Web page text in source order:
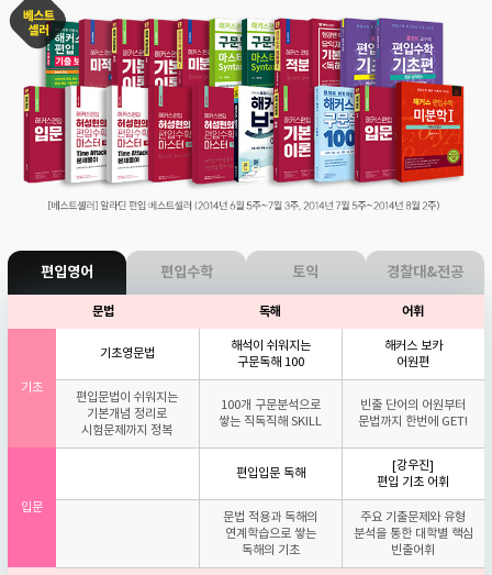
편입영어 편입수학 토익 경찰대&전공
문법 독해 어휘
기초
기초영문법
해석이 쉬워지는
구문독해 100
해커스 보카
어원편
편입문법이 쉬워지는
기본개념 정리로
시험문제까지 정복
100개 구문분석으로
쌓는 직독직해 SKILL
빈출 단어의 어원부터
문법까지 한번에 GET!
입문
편입입문 독해
[강우진]
편입 기초 어휘
문법 적용과 독해의
연계학습으로 쌓는
독해의 기초
주요 기출문제와 유형
분석을 통한 대학별 핵심
빈출어휘